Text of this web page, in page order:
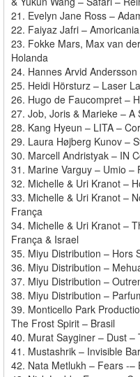
21. Evelyn Jane Ross –
22. Faiyaz Jafri –
23. Fokke Mars, Max van
Holanda
24. Hannes Arvid
25. Heidi Hörsturz – Laser
26. Hugo de Faucompret –
27. Job, Joris & Marieke – A
28. Kang Hyeun – LITA –
29. Laura Højberg Kunov –
30. Marcell Andristyak – IN
31. Marine Varguy – Umio –
32. Michelle & Uri Kranot –
33. Michelle & Uri Kranot –
França
34. Michelle & Uri Kranot –
França & Israel
35. Miyu Distribution – Hors
36. Miyu Distribution –
37. Miyu Distribution –
38. Miyu Distribution –
39. Monticello Park
The Frost Spirit – Brasil
40. Murat Sayginer – Dust –
41. Mustashrik – Invisible
42. Nata Metlukh – Fears -–